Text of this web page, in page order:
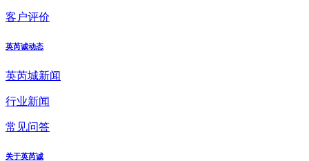
客户评价
英芮诚动态
英芮城新闻
行业新闻
常见问答
关于英芮诚